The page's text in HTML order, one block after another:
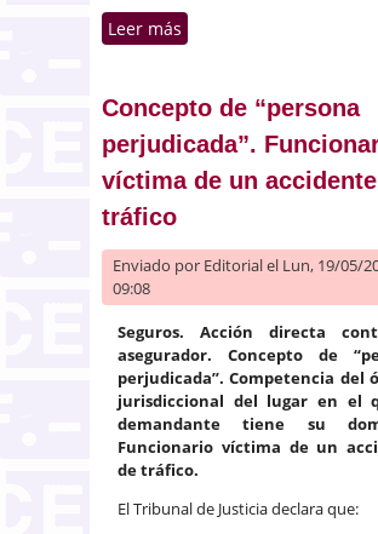
Leer más
Concepto de “persona
perjudicada”.
víctima de un
tráfico
Enviado por Editorialel Lun, 19/05/
09:08
Seguros. Acción directa
asegurador. Concepto de
perjudicada”. Competencia del
jurisdiccional del lugar en el
demandante tiene su
Funcionario víctima de un
de tráfico.
El Tribunal de Justicia declara que: